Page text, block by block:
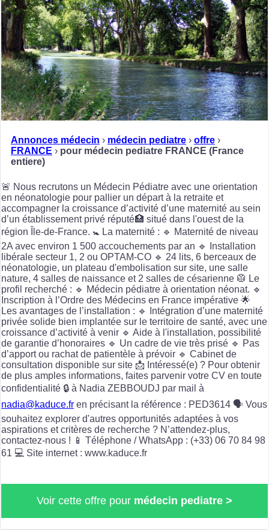
Annonces médecin › médecin pediatre › offre ›
FRANCE › pour médecin pediatre FRANCE (France
entiere)
🚨 Nous recrutons un Médecin Pédiatre avec une orientation
en néonatologie pour pallier un départ à la retraite et
accompagner la croissance d’activité d’une maternité au sein
d’un établissement privé réputé🏥 situé dans l'ouest de la
région Île-de-France. 🚼 La maternité : 🔹 Maternité de niveau
2A avec environ 1 500 accouchements par an 🔹 Installation
libérale secteur 1, 2 ou OPTAM-CO 🔹 24 lits, 6 berceaux de
néonatologie, un plateau d'embolisation sur site, une salle
nature, 4 salles de naissance et 2 salles de césarienne 🥼 Le
profil recherché : 🔹 Médecin pédiatre à orientation néonat. 🔹
Inscription à l’Ordre des Médecins en France impérative 🌟
Les avantages de l’installation : 🔹 Intégration d’une maternité
privée solide bien implantée sur le territoire de santé, avec une
croissance d’activité à venir 🔹 Aide à l'installation, possibilité
de garantie d’honoraires 🔹 Un cadre de vie très prisé 🔹 Pas
d’apport ou rachat de patientèle à prévoir 🔹 Cabinet de
consultation disponible sur site 📩 Intéressé(e) ? Pour obtenir
de plus amples informations, faites parvenir votre CV en toute
confidentialité 🔒 à Nadia ZEBBOUDJ par mail à
nadia@kaduce.fr en précisant la référence : PED3614 🗣️ Vous
souhaitez explorer d'autres opportunités adaptées à vos
aspirations et critères de recherche ? N’attendez-plus,
contactez-nous ! 📱 Téléphone / WhatsApp : (+33) 06 70 84 98
61 💻 Site internet : www.kaduce.fr
Voir cette offre pour médecin pediatre >